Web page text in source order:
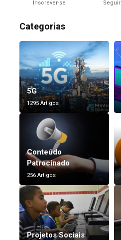
Inscrever-se Seguir
Categorias
5G
1295 Artigos
Conteúdo
Patrocinado
256 Artigos
Projetos Sociais